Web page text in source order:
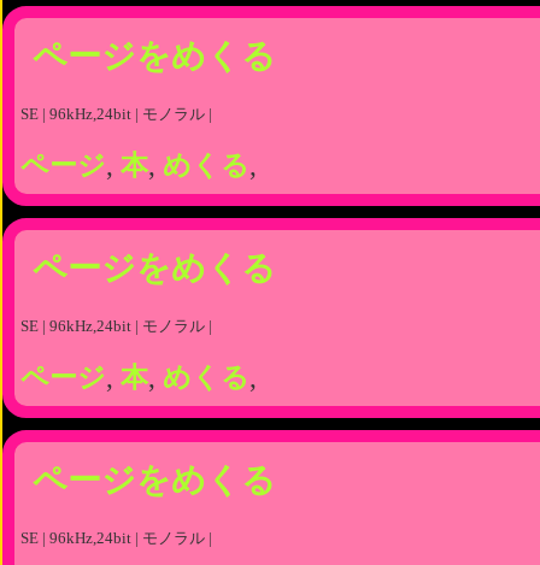
ページをめくる
SE | 96kHz,24bit | モノラル |
ページ, 本, めくる,
ページをめくる
SE | 96kHz,24bit | モノラル |
ページ, 本, めくる,
ページをめくる
SE | 96kHz,24bit | モノラル |